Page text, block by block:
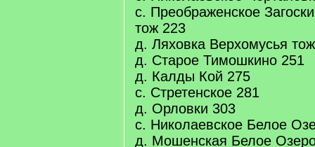
с. Преображенское
тож 223
д. Ляховка Верхомусья
д. Старое Тимошкино 251
д. Калды Кой 275
с. Стретенское 281
д. Орловки 303
с. Николаевское Белое
д. Мошенская Белое